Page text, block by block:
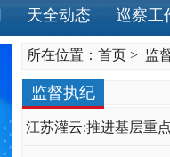
天全动态 巡察工
所在位置： 首页 > 监
监督执纪
江苏灌云:推进基层重